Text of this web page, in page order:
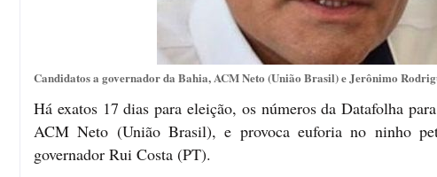
Candidatos a governador da Bahia, ACM Neto (União Brasil) e Jerônimo
Há exatos 17 dias para eleição, os números da Datafolha
ACM Neto (União Brasil), e provoca euforia no ninho
governador Rui Costa (PT).